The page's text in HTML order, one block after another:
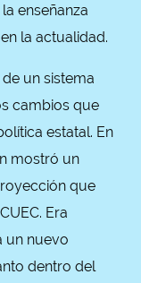
enseñanza
la actualidad.
un sistema
cambios que
estatal. En
mostró un
que
Era
un nuevo
dentro del